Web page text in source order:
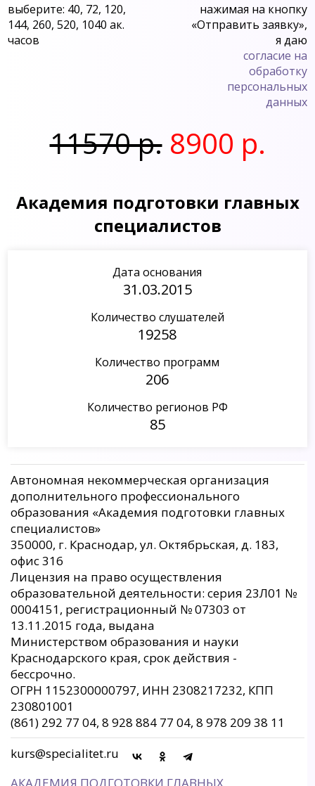
выберите: 40, 72, 120,
144, 260, 520, 1040 ак.
часов
нажимая на кнопку
«Отправить заявку»,
я даю
согласие на
обработку
персональных
данных
11570 р. 8900 р.
Академия подготовки главных
специалистов
Дата основания
31.03.2015
Количество слушателей
19258
Количество программ
206
Количество регионов РФ
85
Автономная некоммерческая организация
дополнительного профессионального
образования «Академия подготовки главных
специалистов»
350000, г. Краснодар, ул. Октябрьская, д. 183,
офис 316
Лицензия на право осуществления
образовательной деятельности: серия 23Л01 №
0004151, регистрационный № 07303 от
13.11.2015 года, выдана
Министерством образования и науки
Краснодарского края, срок действия -
бессрочно.
ОГРН 1152300000797, ИНН 2308217232, КПП
230801001
(861) 292 77 04, 8 928 884 77 04, 8 978 209 38 11
kurs@specialitet.ru